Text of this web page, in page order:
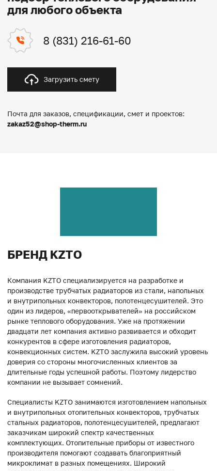
для любого объекта
8 (831) 216-61-60
Загрузить смету
Почта для заказов, спецификации, смет и проектов:
zakaz52@shop-therm.ru
БРЕНД KZTO
Компания KZTO специализируется на разработке и
производстве трубчатых радиаторов из стали, напольных
и внутрипольных конвекторов, полотенцесушителей. Это
один из лидеров, «первооткрывателей» на российском
рынке теплового оборудования. Уже на протяжении
двадцати лет компания активно развивается и обходит
конкурентов в сфере изготовления радиаторов,
конвекционных систем. KZTO заслужила высокий уровень
доверия со стороны многочисленных клиентов за
длительные годы успешной работы. Поэтому лидерство
компании не вызывает сомнений.
Специалисты KZTO занимаются изготовлением напольных
и внутрипольных отопительных конвекторов, трубчатых
стальных радиаторов, полотенцесушителей, предлагают
заказчикам широкий спектр качественных
комплектующих. Отопительные приборы от известного
производителя помогают создавать благоприятный
микроклимат в разных помещениях. Широкий